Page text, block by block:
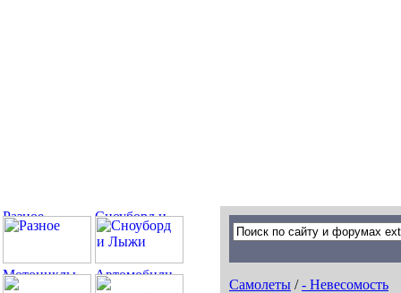
Самолеты /- Невесомость